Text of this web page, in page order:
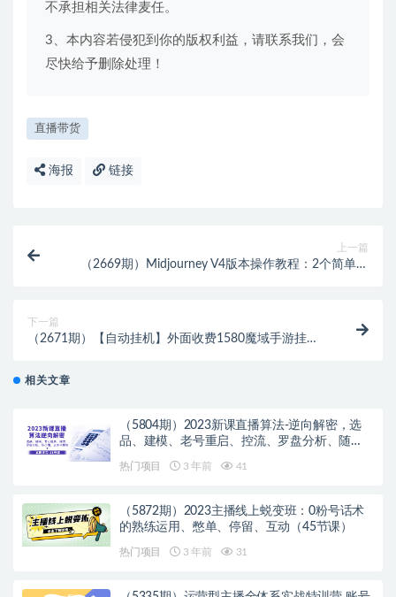
不承担相关法律麦任。
3、本内容若侵犯到你的版权利益，请联系我们，会
尽快给予删除处理！
直播带货
海报 链接
上一篇
（2669期）Midjourney V4版本操作教程：2个简单参
下一篇
（2671期）【自动挂机】外面收费1580魔域手游挂机
相关文章
（5804期）2023新课直播算法-逆向解密，选
品、建模、老号重启、控流、罗盘分析、随…
热门项目 3 年前 41
（5872期）2023主播线上蜕变班：0粉号话术
的熟练运用、憋单、停留、互动（45节课）
热门项目 3 年前 31